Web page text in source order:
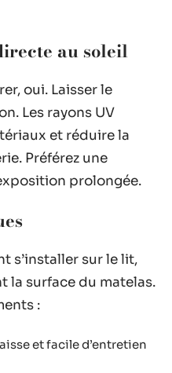
au soleil
oui. Laisser le
Les rayons UV
et réduire la
Préférez une
prolongée.
s’installer sur le lit,
la surface du matelas.
:
et facile d’entretien